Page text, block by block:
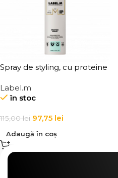
Spray de styling, cu proteine
termica si protectie UV
pentru toate tipurile de par,
Label.m
în stoc
115,00lei 97,75 lei
Adaugă în coș